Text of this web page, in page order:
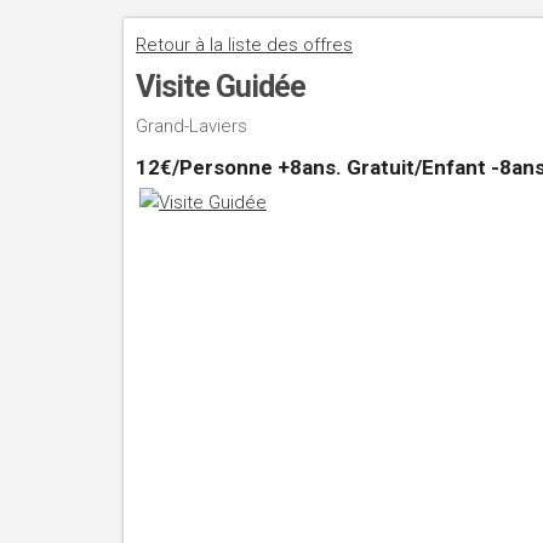
Retour à la liste des offres
Visite Guidée
Grand-Laviers
12€/Personne +8ans. Gratuit/Enfant -